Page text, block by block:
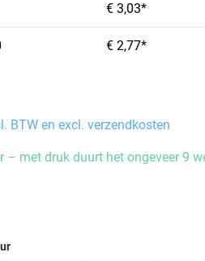
€ 3,03*
€ 2,77*
BTW en excl. verzendkosten
– met druk duurt het ongeveer 9